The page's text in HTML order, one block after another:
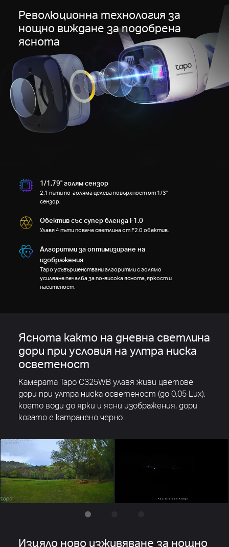
Революционна технология за
нощно виждане за подобрена
яснота
1/1,79'' голям сензор
2,1 пъти по-голяма целева повърхност от 1/3’’
сензор.
Обектив със супер бленда F1.0
Улавя 4 пъти повече светлина от F2.0 обектив.
Алгоритми за оптимизиране на
изображения
Tapo усъвършенствани алгоритми с голямо
усилване печалба за по-висока яснота, яркост и
наситеност.
Яснота както на дневна светлина
дори при условия на ултра ниска
осветеност
Камерата Tapo C325WB улавя живи цветове
дори при ултра ниска осветеност (до 0,05 Lux),
което води доярки и ясни изображения, дори
когато е катранено черно.
Изцяло ново изживяване за нощно